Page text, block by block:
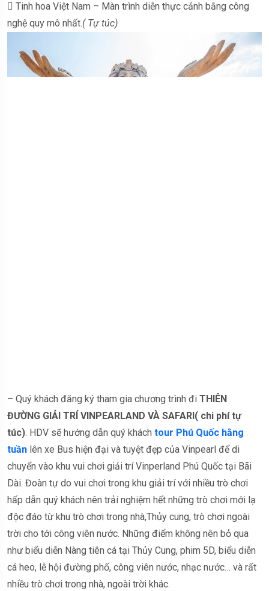
 Tinh hoa Việt Nam – Màn trình diễn thực cảnh bằng công
nghệ quy mô nhất.( Tự túc)
– Quý khách đăng ký tham gia chương trình đi THIÊN
ĐƯỜNG GIẢI TRÍ VINPEARLAND VÀ SAFARI( chi phí tự
túc). HDV sẽ hướng dẫn quý khách tour Phú Quốc hằng
tuần lên xe Bus hiện đại và tuyệt đẹp của Vinpearl để di
chuyển vào khu vui chơi giải trí Vinperland Phú Quốc tại Bãi
Dài. Đoàn tự do vui chơi trong khu giải trí với nhiều trò chơi
hấp dẫn quý khách nên trải nghiệm hết những trò chơi mới lạ
độc đáo từ khu trò chơi trong nhà,Thủy cung, trò chơi ngoài
trời cho tới công viên nước. Những điểm không nên bỏ qua
như biểu diễn Nàng tiên cá tại Thủy Cung, phim 5D, biểu diễn
cá heo, lễ hội đường phố, công viên nước, nhạc nước… và rất
nhiều trò chơi trong nhà, ngoài trời khác.